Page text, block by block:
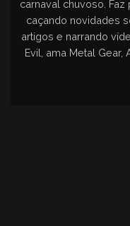
carnaval chuvoso.
caçando novidades
artigos e narrando
Evil, ama Metal